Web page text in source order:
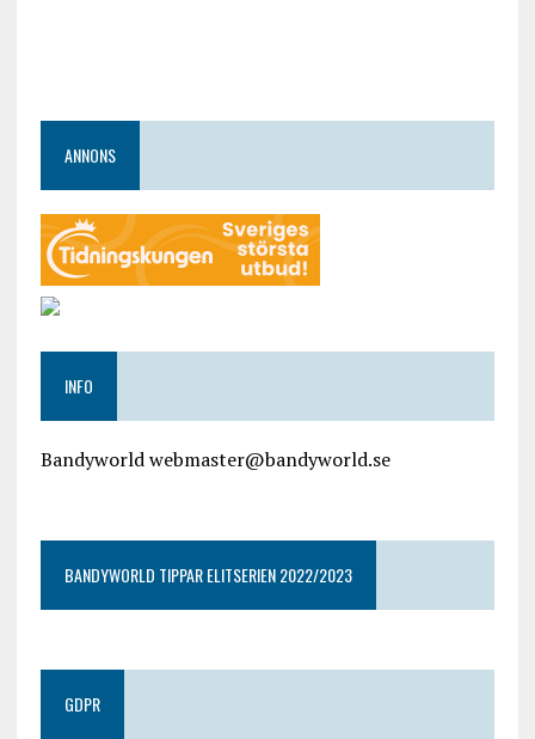
ANNONS
INFO
Bandyworld webmaster@bandyworld.se
BANDYWORLD TIPPAR ELITSERIEN 2022/2023
GDPR